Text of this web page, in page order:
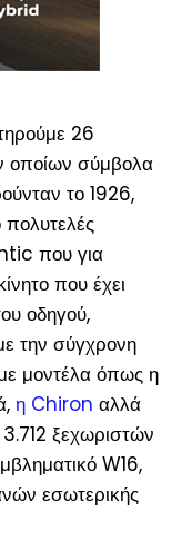
26
οποίων σύμβολα
το 1926,
που για
που έχει
οδηγού,
την σύγχρονη
μοντέλα όπως η
η Chiron αλλά
ξεχωριστών
W16,
εσωτερικής